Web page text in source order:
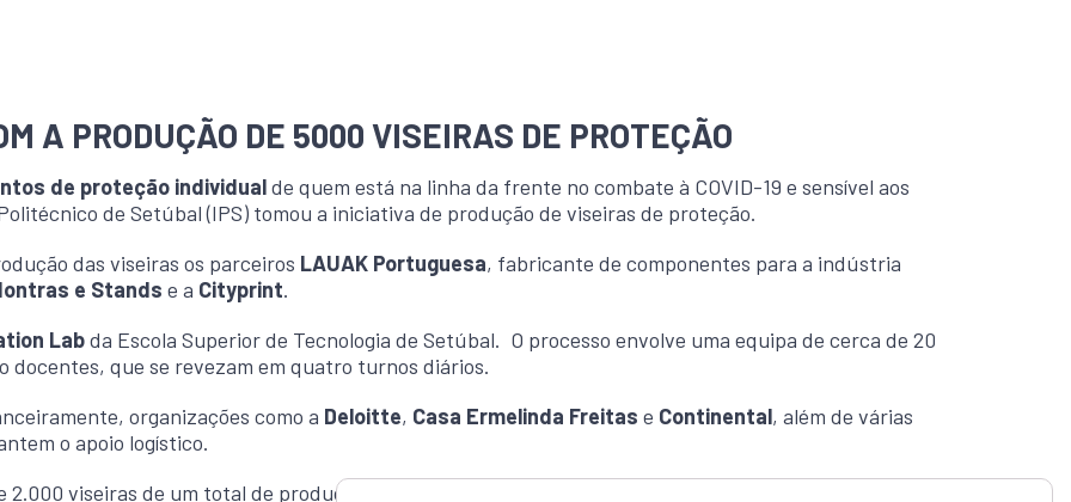
A PRODUÇÃO DE 5000 VISEIRAS DE PROTEÇÃO
de proteção individualde quem está na linha da frente no combate à COVID-19 e sensível aos
de Setúbal (IPS) tomou a iniciativa de produção de viseiras de proteção.
das viseiras os parceiros LAUAK Portuguesa, fabricante de componentes para a indústria
e Stands e a Cityprint.
Labda Escola Superior de Tecnologia de Setúbal. O processo envolve uma equipa de cerca de 20
que se revezam em quatro turnos diários.
organizações como a Deloitte, Casa Ermelinda Freitas e Continental, além de várias
o apoio logístico.
viseiras de um total de produção estimada de 5.000 unidades.